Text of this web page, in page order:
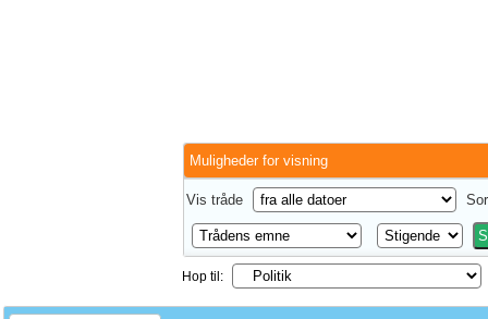
Muligheder for visning
Vis tråde
Hop til: